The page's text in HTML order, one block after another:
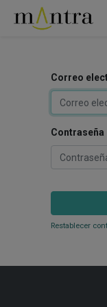
Correo
Contraseña
Restablecer